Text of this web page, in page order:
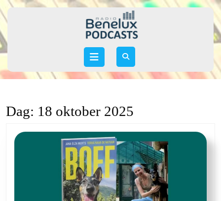
Skip
to
Open
Dag: 18 oktober 2025